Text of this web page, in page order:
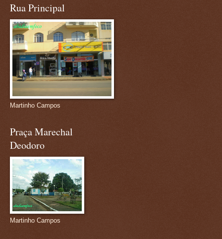
Rua Principal
Martinho Campos
Praça Marechal
Deodoro
Martinho Campos